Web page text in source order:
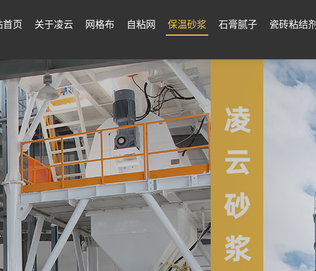
首页 关于凌云 网格布 自粘网 保温砂浆 石膏腻子 瓷砖粘结剂